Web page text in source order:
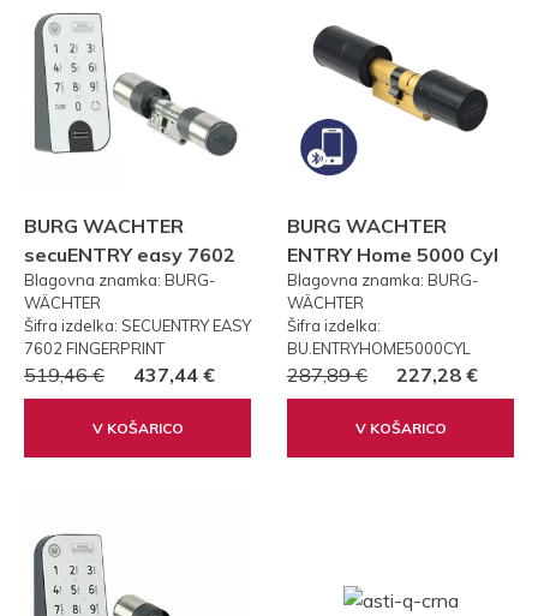
BURG WACHTER
secuENTRY easy 7602
FP PRSTNI ODTIS
Blagovna znamka: BURG-
WÄCHTER
Šifra izdelka: SECUENTRY EASY
7602 FINGERPRINT
519,46 € 437,44 €
V KOŠARICO
BURG WACHTER
ENTRY Home 5000 Cyl
Blagovna znamka: BURG-
WÄCHTER
Šifra izdelka:
BU.ENTRYHOME5000CYL
287,89 € 227,28 €
V KOŠARICO